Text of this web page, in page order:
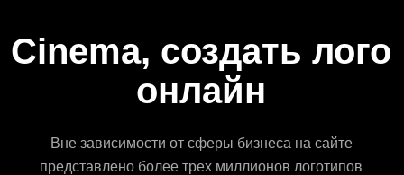
Cinema, создать лого
онлайн
Вне зависимости от сферы бизнеса на сайте
представлено более трех миллионов логотипов